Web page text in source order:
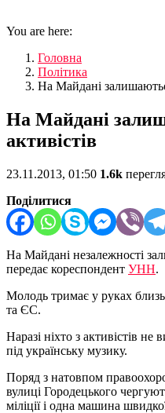
You are here:
Головна
Політика
На Майдані
На Майдані
активістів
23.11.2013, 01:50 1.6k
Поділитися
На Майдані незалежності
передає кореспондент УНН.
Молодь тримає у руках
та ЄС.
Наразі ніхто з активістів
під українську музику.
Поряд з натовпом
вулиці Городецького
міліції і одна машина